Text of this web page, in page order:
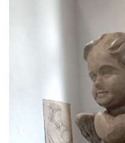
Socha Niké v Knížecí
Socha Walthera von der
Busta Bedřicha Smetany
Smetany v Duchcově
Busta Ludwiga van
B. Smetany v Duchcově